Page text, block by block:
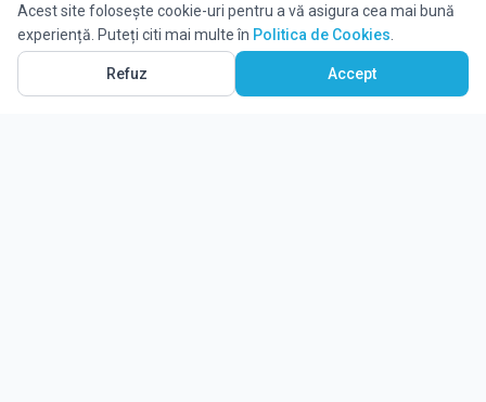
Acest site folosește cookie-uri pentru a vă asigura cea mai bună
experiență. Puteți citi mai multe în Politica de Cookies
Refuz Accept